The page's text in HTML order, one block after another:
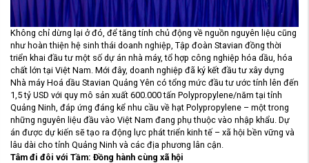
Không chỉ dừng lại ở đó, để tăng tính chủ động về nguồn nguyên liệu cũng
như hoàn thiện hệ sinh thái doanh nghiệp, Tập đoàn Stavian đồng thời
triển khai đầu tư một số dự án nhà máy, tổ hợp công nghiệp hóa dầu, hóa
chất lớn tại Việt Nam. Mới đây, doanh nghiệp đã ký kết đầu tư xây dựng
Nhà máy Hoá dầu Stavian Quảng Yên có tổng mức đầu tư ước tính lên đến
1,5 tỷ USD với quy mô sản xuất 600.000 tấn Polypropylene/năm tại tỉnh
Quảng Ninh, đáp ứng đáng kể nhu cầu về hạt Polypropylene – một trong
những nguyên liệu đầu vào Việt Nam đang phụ thuộc vào nhập khẩu. Dự
án được dự kiến sẽ tạo ra động lực phát triển kinh tế – xã hội bền vững và
lâu dài cho tỉnh Quảng Ninh và các địa phương lân cận.
Tâm đi đôi với Tầm: Đồng hành cùng xã hội